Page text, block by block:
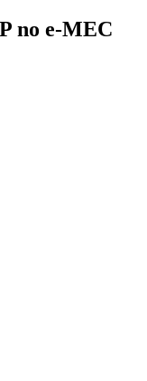
no e-MEC